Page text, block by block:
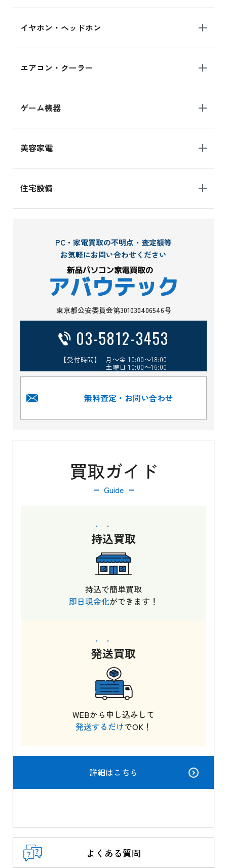
イヤホン・ヘッドホン
エアコン・クーラー
ゲーム機器
美容家電
住宅設備
PC・家電買取の不明点・査定額等
お気軽にお問い合わせください
東京都公安委員会第301030406546号
03-5812-3453
【受付時間】 月～金 10:00～18:00
土曜日 10:00～16:00
無料査定・お問い合わせ
買取ガイド
Guide
持込買取
持込で簡単買取
即日現金化ができます！
発送買取
WEBから申し込みして
発送するだけでOK！
詳細はこちら
よくある質問